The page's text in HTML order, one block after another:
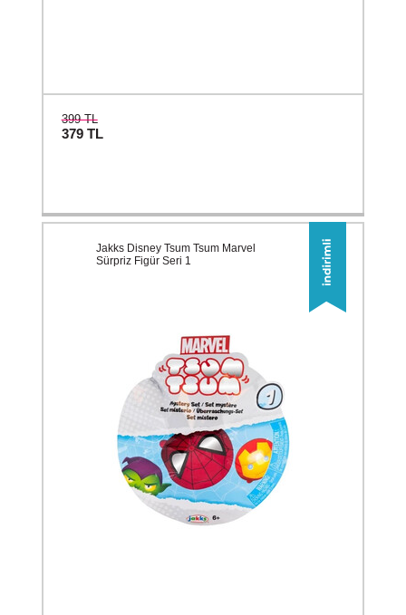
399 TL
379 TL
Jakks Disney Tsum Tsum Marvel
Sürpriz Figür Seri 1